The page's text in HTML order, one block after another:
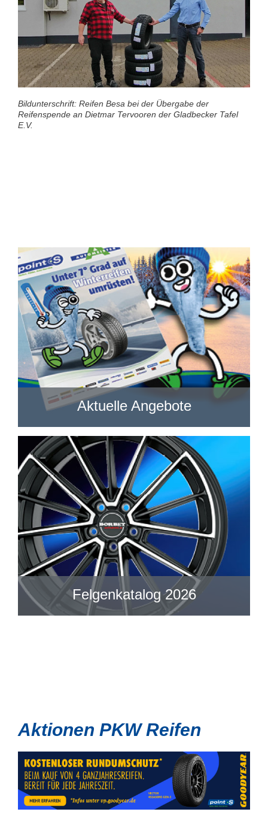
Bildunterschrift: Reifen Besa bei der Übergabe der
Reifenspende an Dietmar Tervooren der Gladbecker Tafel
E.V.
Aktuelle Angebote
Felgenkatalog 2026
Aktionen PKW Reifen